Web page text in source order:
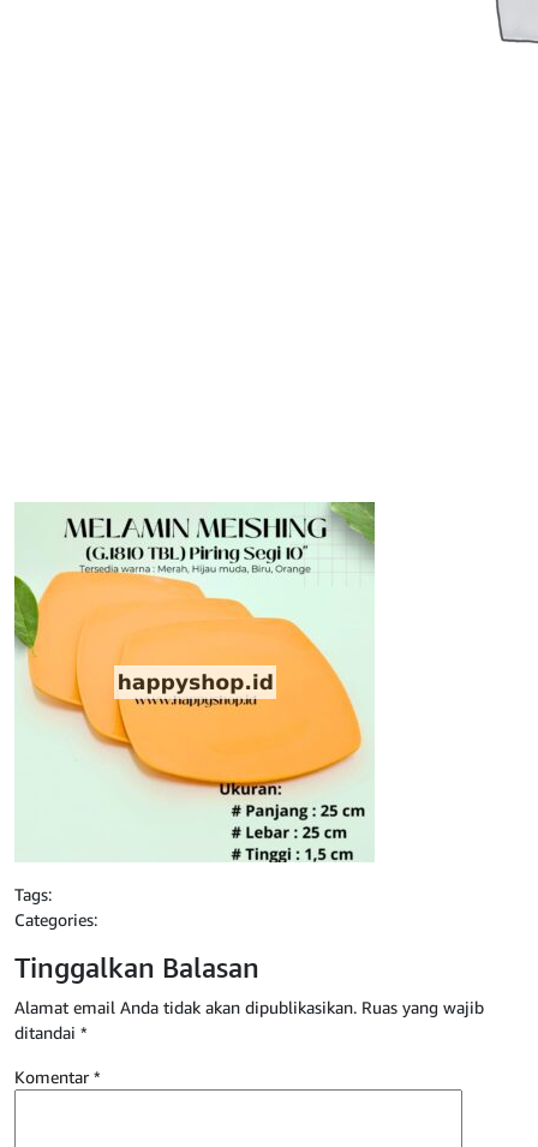
Tags:
Categories:
Tinggalkan Balasan
Alamat email Anda tidak akan dipublikasikan. Ruas yang wajib
ditandai *
Komentar *